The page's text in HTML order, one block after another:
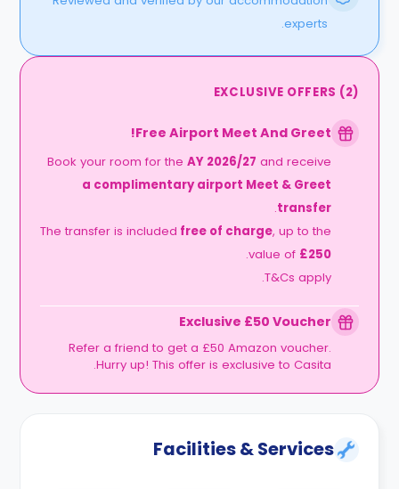
experts.
EXCLUSIVE OFFERS (2)
Free Airport Meet And Greet!
Book your room for theAY 2026/27 and receive
a complimentary airport Meet & Greet
transfer
.
The transfer is included free of charge, up to the
value of £250
.
T&Cs apply.
Exclusive £50 Voucher
Refer a friend to get a £50 Amazon voucher.
Hurry up! This offer is exclusive to Casita.
Facilities & Services